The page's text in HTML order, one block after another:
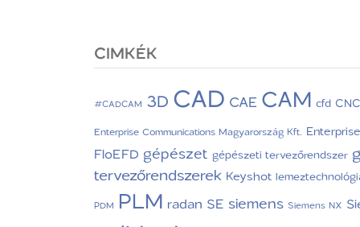
CIMKÉK
#CADCAM 3DCAD CAE CAM cfd CNC
Enterprise Communications Magyarország Kft.
FloEFD gépészet gépészeti tervezőrendszer
tervezőrendszerek Keyshot
PDM PLM radan SE siemens Siemens NX